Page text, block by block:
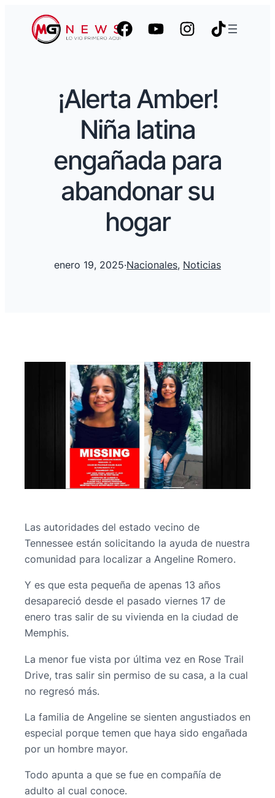
¡Alerta Amber!
Niña latina
engañada para
abandonar su
hogar
enero 19, 2025·Nacionales, Noticias
Las autoridades del estado vecino de
Tennessee están solicitando la ayuda de nuestra
comunidad para localizar a Angeline Romero.
Y es que esta pequeña de apenas 13 años
desapareció desde el pasado viernes 17 de
enero tras salir de su vivienda en la ciudad de
Memphis.
La menor fue vista por última vez en Rose Trail
Drive, tras salir sin permiso de su casa, a la cual
no regresó más.
La familia de Angeline se sienten angustiados en
especial porque temen que haya sido engañada
por un hombre mayor.
Todo apunta a que se fue en compañía de
adulto al cual conoce.